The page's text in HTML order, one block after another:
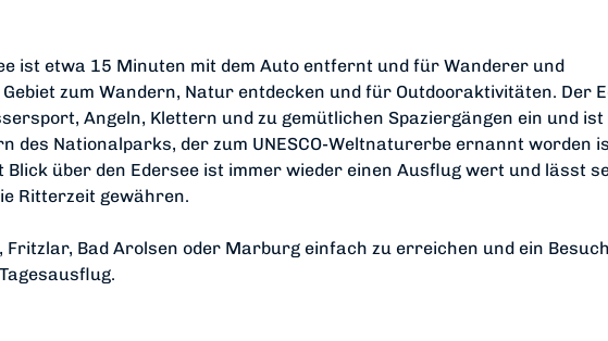
ist etwa 15 Minuten mit dem Auto entfernt und für Wanderer und
zum Wandern, Natur entdecken und für Outdooraktivitäten. Der
Angeln, Klettern und zu gemütlichen Spaziergängen ein und ist
des Nationalparks, der zum UNESCO-Weltnaturerbe ernannt worden
Blick über den Edersee ist immer wieder einen Ausflug wert und lässt
Ritterzeit gewähren.
Fritzlar, Bad Arolsen oder Marburg einfach zu erreichen und ein Besuch